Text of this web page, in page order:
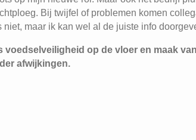
Bij twijfel of problemen komen
niet, maar ik kan wel al de juiste info
voedselveiligheid op de vloer en maak
afwijkingen.